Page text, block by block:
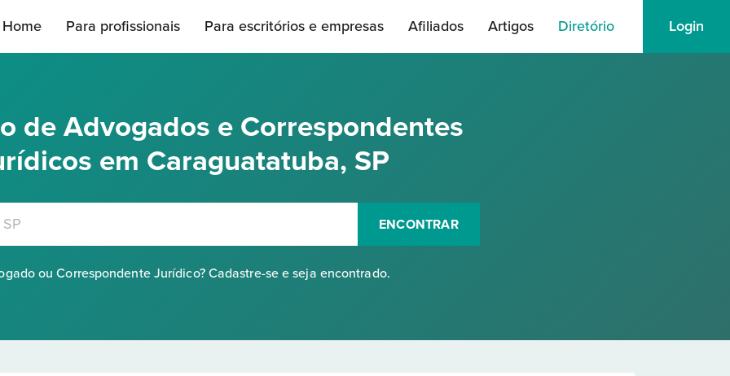
Home Para profissionais Para escritórios e empresas Afiliados Artigos Diretório Login
de Advogados e Correspondentes
em Caraguatatuba, SP
ENCONTRAR
ou Correspondente Jurídico? Cadastre-se e seja encontrado.